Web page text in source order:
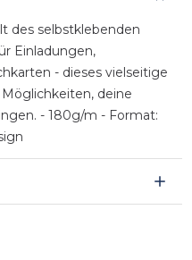
des selbstklebenden
Einladungen,
- dieses vielseitige
deine
- 180g/m - Format: